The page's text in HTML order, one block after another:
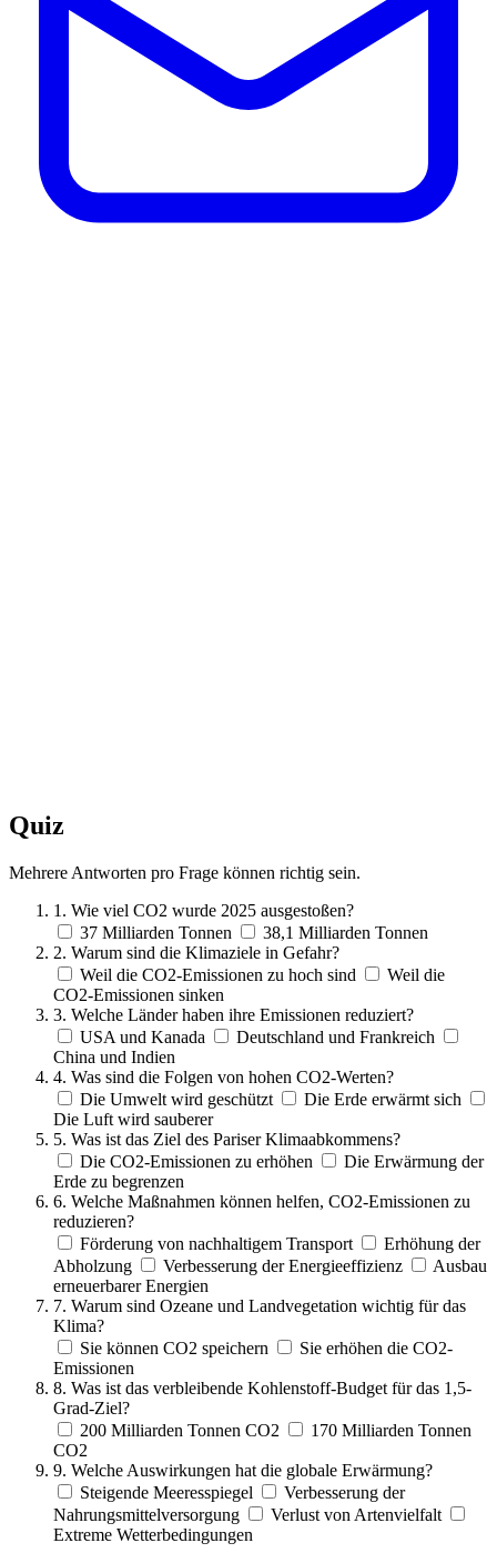
Quiz
Mehrere Antworten pro Frage können richtig sein.
1. Wie viel CO2 wurde 2025 ausgestoßen?
37 Milliarden Tonnen
38,1 Milliarden Tonnen
2. Warum sind die Klimaziele in Gefahr?
Weil die CO2-Emissionen zu hoch sind
Weil die
CO2-Emissionen sinken
3. Welche Länder haben ihre Emissionen reduziert?
USA und Kanada
Deutschland und Frankreich
China und Indien
4. Was sind die Folgen von hohen CO2-Werten?
Die Umwelt wird geschützt
Die Erde erwärmt sich
Die Luft wird sauberer
5. Was ist das Ziel des Pariser Klimaabkommens?
Die CO2-Emissionen zu erhöhen
Die Erwärmung der
Erde zu begrenzen
6. Welche Maßnahmen können helfen, CO2-Emissionen zu
reduzieren?
Förderung von nachhaltigem Transport
Erhöhung der
Abholzung
Verbesserung der Energieeffizienz
Ausbau
erneuerbarer Energien
7. Warum sind Ozeane und Landvegetation wichtig für das
Klima?
Sie können CO2 speichern
Sie erhöhen die CO2-
Emissionen
8. Was ist das verbleibende Kohlenstoff-Budget für das 1,5-
Grad-Ziel?
200 Milliarden Tonnen CO2
170 Milliarden Tonnen
CO2
9. Welche Auswirkungen hat die globale Erwärmung?
Steigende Meeresspiegel
Verbesserung der
Nahrungsmittelversorgung
Verlust von Artenvielfalt
Extreme Wetterbedingungen